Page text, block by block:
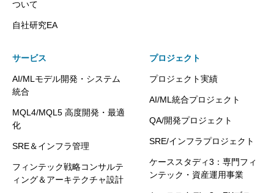
ついて
自社研究EA
サービス
AI/MLモデル開発・システム
統合
MQL4/MQL5 高度開発・最適
化
SRE＆インフラ管理
フィンテック戦略コンサルテ
ィング＆アーキテクチャ設計
プロジェクト
プロジェクト実績
AI/ML統合プロジェクト
QA/開発プロジェクト
SRE/インフラプロジェクト
ケーススタディ3：専門フィ
ンテック・資産運用事業